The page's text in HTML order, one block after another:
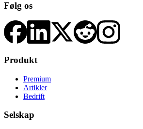
Følg os
Produkt
Premium
Artikler
Bedrift
Selskap